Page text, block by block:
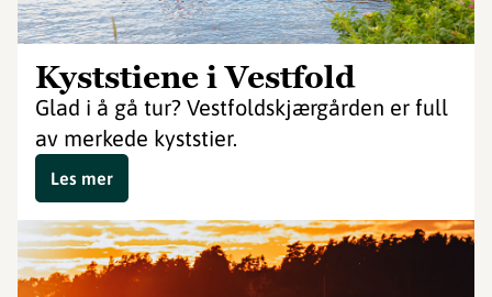
Kyststiene i Vestfold
Glad i å gå tur? Vestfoldskjærgården er full
av merkede kyststier.
Les mer